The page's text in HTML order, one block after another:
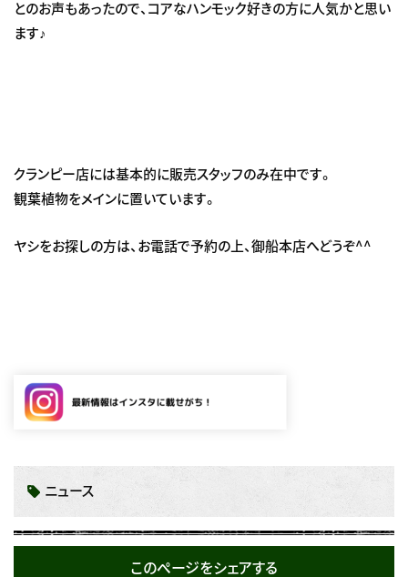
とのお声もあったので、コアなハンモック好きの方に人気かと思い
ます♪
クランピー店には基本的に販売スタッフのみ在中です。
観葉植物をメインに置いています。
ヤシをお探しの方は、お電話で予約の上、御船本店へどうぞ^^
ニュース
このページをシェアする